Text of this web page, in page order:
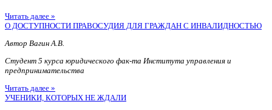
Читать далее »
О ДОСТУПНОСТИ ПРАВОСУДИЯ ДЛЯ ГРАЖДАН С ИНВАЛИДНОСТЬЮ
Автор Вагин А.В.
Студент 5 курса юридического фак-та Института управления и
предпринимательства
Читать далее »
УЧЕНИКИ, КОТОРЫХ НЕ ЖДАЛИ